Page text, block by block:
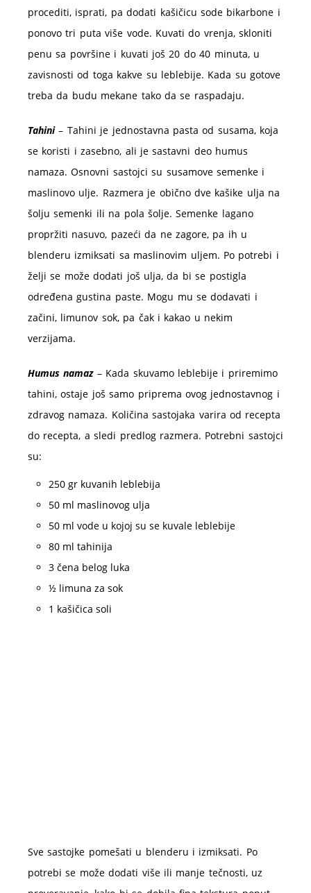
procediti, isprati, pa dodati kašičicu sode bikarbone i
ponovo tri puta više vode. Kuvati do vrenja, skloniti
penu sa površine i kuvati još 20 do 40 minuta, u
zavisnosti od toga kakve su leblebije. Kada su gotove
treba da budu mekane tako da se raspadaju.
Tahini – Tahini je jednostavna pasta od susama, koja
se koristi i zasebno, ali je sastavni deo humus
namaza. Osnovni sastojci su susamove semenke i
maslinovo ulje. Razmera je obično dve kašike ulja na
šolju semenki ili na pola šolje. Semenke lagano
propržiti nasuvo, pazeći da ne zagore, pa ih u
blenderu izmiksati sa maslinovim uljem. Po potrebi i
želji se može dodati još ulja, da bi se postigla
određena gustina paste. Mogu mu se dodavati i
začini, limunov sok, pa čak i kakao u nekim
verzijama.
Humus namaz– Kada skuvamo leblebije i priremimo
tahini, ostaje još samo priprema ovog jednostavnog i
zdravog namaza. Količina sastojaka varira od recepta
do recepta, a sledi predlog razmera. Potrebni sastojci
su:
250 gr kuvanih leblebija
50 ml maslinovog ulja
50 ml vode u kojoj su se kuvale leblebije
80 ml tahinija
3 čena belog luka
½ limuna za sok
1 kašičica soli
Sve sastojke pomešati u blenderu i izmiksati. Po
potrebi se može dodati više ili manje tečnosti, uz